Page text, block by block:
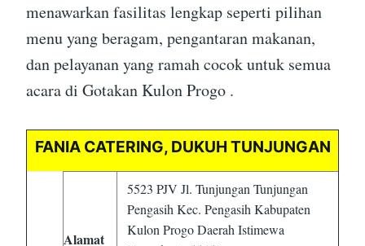
menawarkan fasilitas lengkap seperti pilihan
menu yang beragam, pengantaran makanan,
dan pelayanan yang ramah cocok untuk semua
acara di Gotakan Kulon Progo .
FANIA CATERING, DUKUH TUNJUNGAN
Alamat
5523 PJV Jl. Tunjungan Tunjungan
Pengasih Kec. Pengasih Kabupaten
Kulon Progo Daerah Istimewa